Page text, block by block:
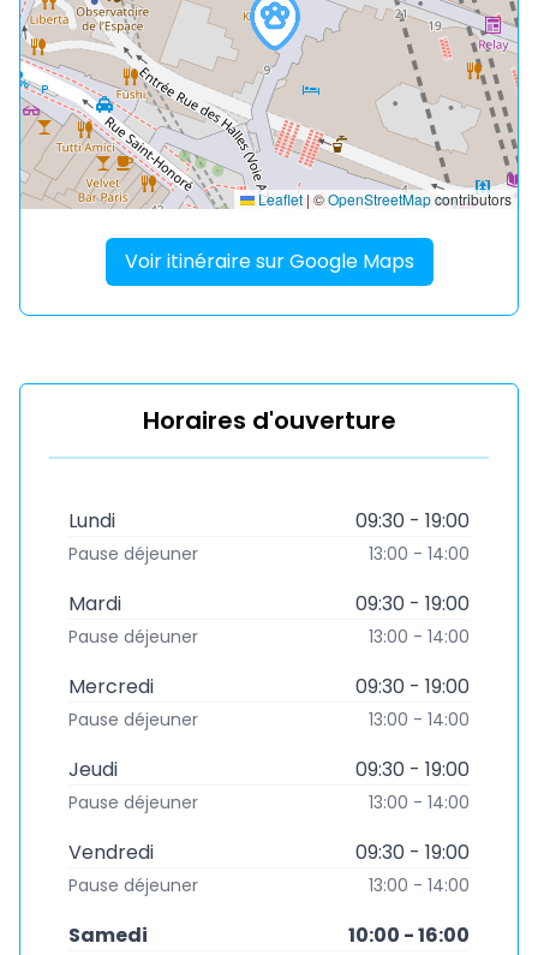
Leaflet |©OpenStreetMapcontributors
Voir itinéraire sur Google Maps
Horaires d'ouverture
Lundi 09:30 - 19:00
Pause déjeuner 13:00 - 14:00
Mardi 09:30 - 19:00
Pause déjeuner 13:00 - 14:00
Mercredi 09:30 - 19:00
Pause déjeuner 13:00 - 14:00
Jeudi 09:30 - 19:00
Pause déjeuner 13:00 - 14:00
Vendredi 09:30 - 19:00
Pause déjeuner 13:00 - 14:00
Samedi 10:00 - 16:00